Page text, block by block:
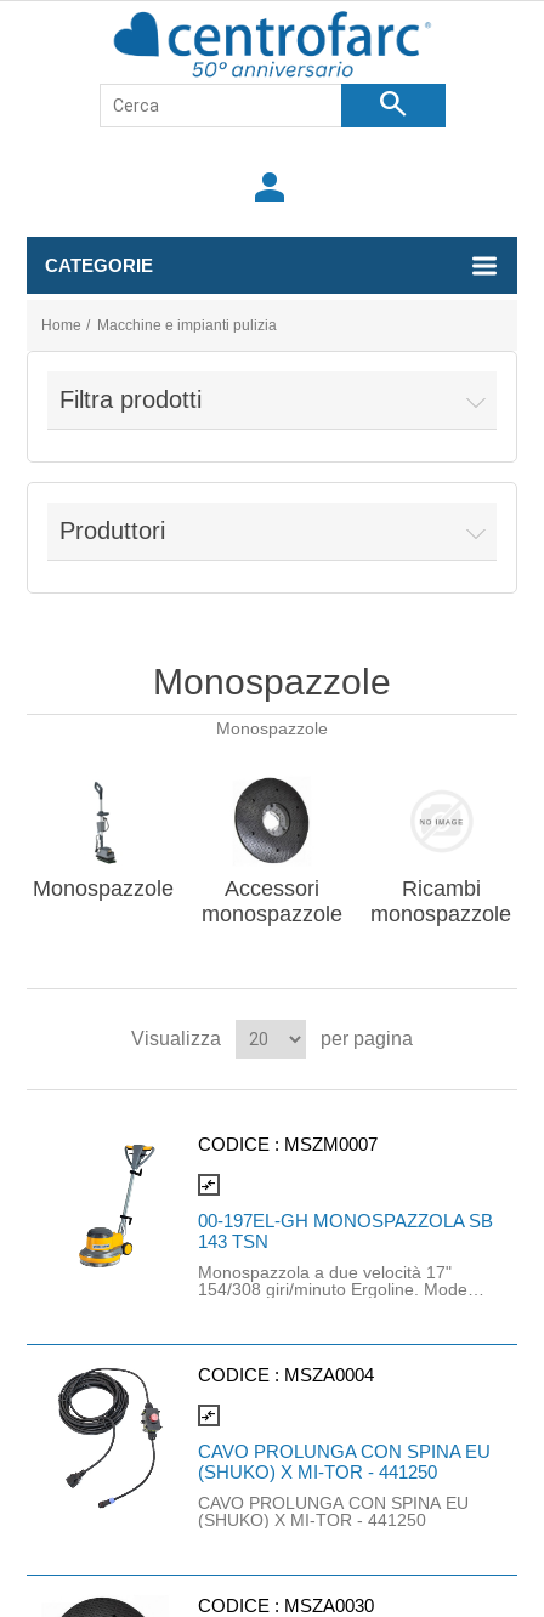
search
person
CATEGORIE
Home / Macchine e impianti pulizia
Filtra prodotti
Produttori
Monospazzole
Monospazzole
Monospazzole
Accessori
monospazzole
Ricambi
monospazzole
Visualizza per pagina
CODICE : MSZM0007
compare_arrows
00-197EL-GH MONOSPAZZOLA SB
143 TSN
Monospazzola a due velocità 17"
154/308 giri/minuto Ergoline. Modello
trascinatore, adatta a diversi lavori,
sporchi alla manutenzione di superfici
una sola macchina ed azionando un
semplice pulsante si possono
ottenere le prestazioni normalmente
offerte da due macchine distinte, con
evidenti vantaggi in termini di praticità
e convenienza economica. Motore a
induzione molto robusto per lunga
durata e grandi prestazioni. Potenza
43cm.
CODICE : MSZA0004
compare_arrows
CAVO PROLUNGA CON SPINA EU
(SHUKO) X MI-TOR - 441250
CAVO PROLUNGA CON SPINA EU
(SHUKO) X MI-TOR - 441250
CODICE : MSZA0030